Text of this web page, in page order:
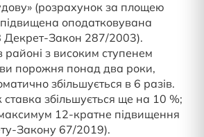
(розрахунок за площею
оподатковувана
Декрет-Закон 287/2003).
районі з високим ступенем
порожня понад два роки,
збільшується в 6 разів.
ставка збільшується ще на 10 %;
12-кратне підвищення
Закону 67/2019).